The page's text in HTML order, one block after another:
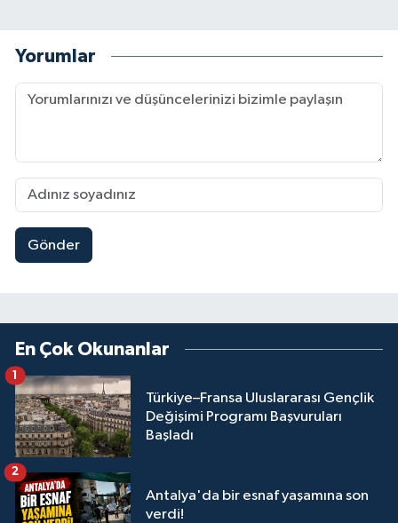
Yorumlar
Gönder
En Çok Okunanlar
Türkiye–Fransa Uluslararası Gençlik
Değişimi Programı Başvuruları
Başladı
1
Antalya'da bir esnaf yaşamına son
verdi!
2